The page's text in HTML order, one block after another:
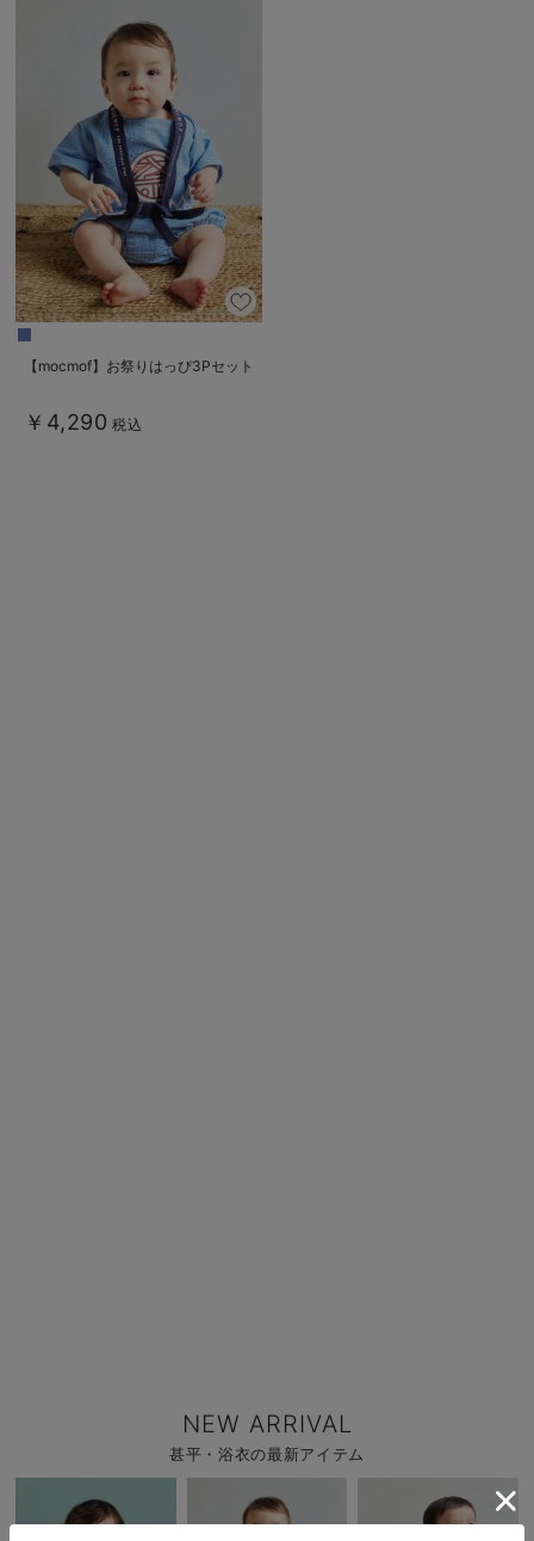
【mocmof】お祭りはっぴ3Pセット
￥4,290 税込
NEW ARRIVAL
甚平・浴衣の最新アイテム